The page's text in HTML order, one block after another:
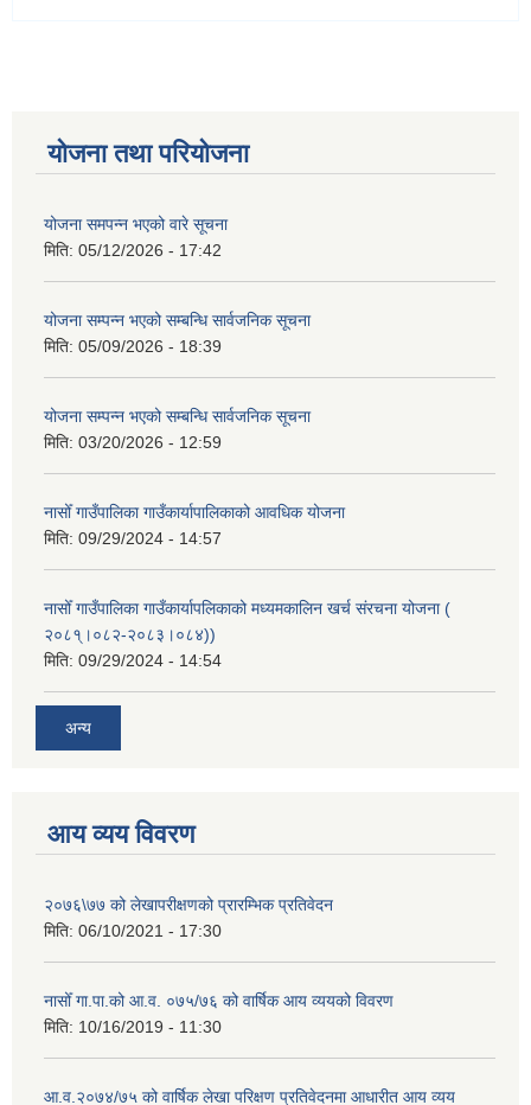
योजना तथा परियोजना
योजना समपन्न भएको वारे सूचना
मिति: 05/12/2026 - 17:42
योजना सम्पन्न भएको सम्बन्धि सार्वजनिक सूचना
मिति: 05/09/2026 - 18:39
योजना सम्पन्न भएको सम्बन्धि सार्वजनिक सूचना
मिति: 03/20/2026 - 12:59
नासोँ गाउँपालिका गाउँकार्यापालिकाको आवधिक योजना
मिति: 09/29/2024 - 14:57
नासोँ गाउँपालिका गाउँकार्यापलिकाको मध्यमकालिन खर्च संरचना योजना (
२०८१्।०८२-२०८३।०८४))
मिति: 09/29/2024 - 14:54
अन्य
आय व्यय विवरण
२०७६\७७ को लेखापरीक्षणको प्रारम्भिक प्रतिवेदन
मिति: 06/10/2021 - 17:30
नासोँ गा.पा.को आ.व. ०७५/७६ को वार्षिक आय व्ययको विवरण
मिति: 10/16/2019 - 11:30
आ.व.२०७४/७५ को वार्षिक लेखा परिक्षण प्रतिवेदनमा आधारीत आय व्यय